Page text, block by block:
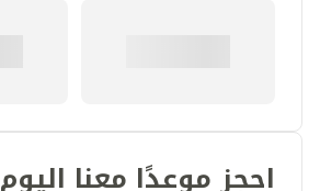
احجز موعدًا معنا اليوم